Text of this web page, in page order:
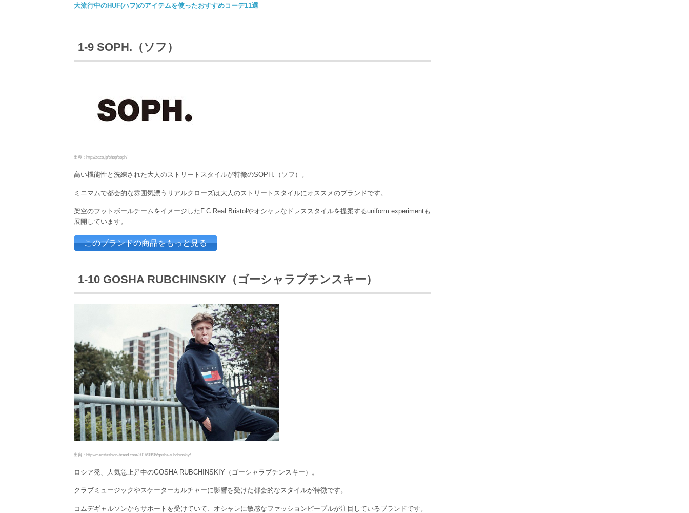
大流行中のHUF(ハフ)のアイテムを使ったおすすめコーデ11選
1-9 SOPH.（ソフ）
出典：http://zozo.jp/shop/soph/
高い機能性と洗練された大人のストリートスタイルが特徴のSOPH.（ソフ）。
ミニマムで都会的な雰囲気漂うリアルクローズは大人のストリートスタイルにオススメのブランドです。
架空のフットボールチームをイメージしたF.C.Real Bristolやオシャレなドレススタイルを提案するuniform experimentも
展開しています。
このブランドの商品をもっと見る
1-10 GOSHA RUBCHINSKIY（ゴーシャラブチンスキー）
出典：http://mensfashion-brand.com/2016/09/05/gosha-rubchinskiy/
ロシア発、人気急上昇中のGOSHA RUBCHINSKIY（ゴーシャラブチンスキー）。
クラブミュージックやスケーターカルチャーに影響を受けた都会的なスタイルが特徴です。
コムデギャルソンからサポートを受けていて、オシャレに敏感なファッションピープルが注目しているブランドです。